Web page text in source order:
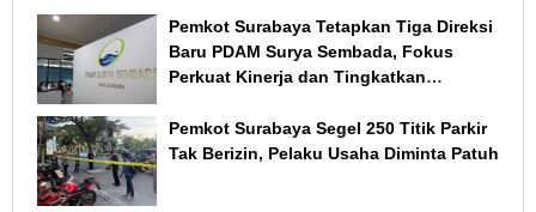
Pemkot Surabaya Tetapkan Tiga Direksi
Baru PDAM Surya Sembada, Fokus
Perkuat Kinerja dan Tingkatkan
Pemkot Surabaya Segel 250 Titik Parkir
Tak Berizin, Pelaku Usaha Diminta Patuh